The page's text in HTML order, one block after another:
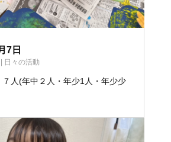
7日
| 日々の活動
人(年中２人・年少1人・年少少